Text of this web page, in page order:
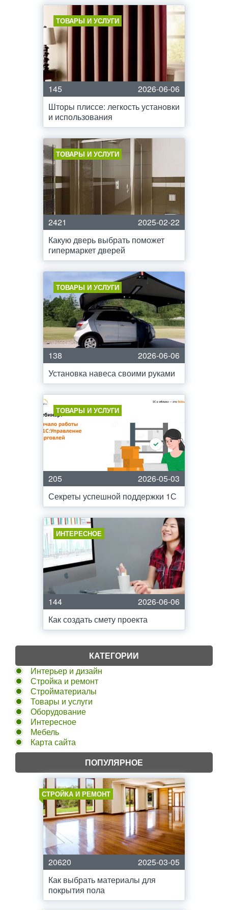
ТОВАРЫ И УСЛУГИ
145
2026-06-06
Шторы плиссе: легкость установки
и использования
ТОВАРЫ И УСЛУГИ
2421
2025-02-22
Какую дверь выбрать поможет
гипермаркет дверей
ТОВАРЫ И УСЛУГИ
138
2026-06-06
Установка навеса своими руками
ТОВАРЫ И УСЛУГИ
205
2026-05-03
Секреты успешной поддержки 1С
ИНТЕРЕСНОЕ
144
2026-06-06
Как создать смету проекта
КАТЕГОРИИ
Интерьер и дизайн
Стройка и ремонт
Стройматериалы
Товары и услуги
Оборудование
Интересное
Мебель
Карта сайта
ПОПУЛЯРНОЕ
СТРОЙКА И РЕМОНТ
20620
2025-03-05
Как выбрать материалы для
покрытия пола